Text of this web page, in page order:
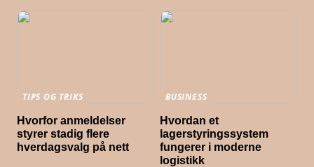
TIPS OG TRIKS
Hvorfor anmeldelser
styrer stadig flere
hverdagsvalg på nett
BUSINESS
Hvordan et
lagerstyringssystem
fungerer i moderne
logistikk